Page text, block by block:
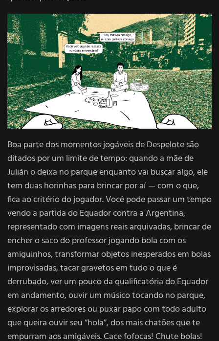
Boa parte dos momentos jogáveis de Despelote são
ditados por um limite de tempo: quando a mãe de
Julián o deixa no parque enquanto vai buscar algo, ele
tem duas horinhas para brincar por aí — com o que,
fica ao critério do jogador. Você pode passar um tempo
vendo a partida do Equador contra a Argentina,
representado com imagens reais arquivadas, brincar de
encher o saco do professor jogando bola com os
amiguinhos, transformar objetos inesperados em bolas
improvisadas, tacar gravetos em tudo o que é
derrubado, ver um pouco da qualificatória do Equador
em andamento, ouvir um músico tocando no parque,
explorar os arredores ou puxar papo com todo adulto
que queira ouvir seu “hola”, dos mais chatões que te
empurram aos amigáveis. Cace fofocas! Chute bolas!